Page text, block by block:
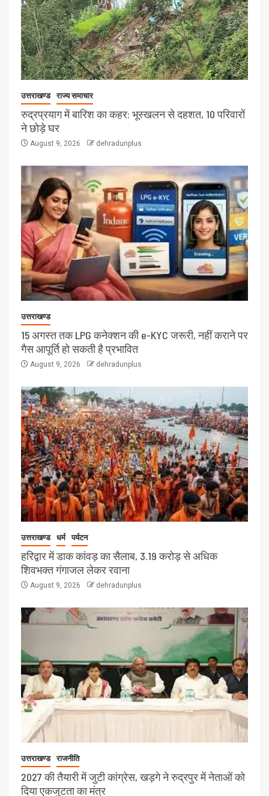
उत्तराखण्ड राज्य समाचार
रुद्रप्रयाग में बारिश का कहर: भूस्खलन से दहशत, 10 परिवारों
ने छोड़े घर
August 9, 2026 dehradunplus
उत्तराखण्ड
15 अगस्त तक LPG कनेक्शन की e-KYC जरूरी, नहीं कराने पर
गैस आपूर्ति हो सकती है प्रभावित
August 9, 2026 dehradunplus
उत्तराखण्ड धर्म पर्यटन
हरिद्वार में डाक कांवड़ का सैलाब, 3.19 करोड़ से अधिक
शिवभक्त गंगाजल लेकर रवाना
August 9, 2026 dehradunplus
उत्तराखण्ड राजनीति
2027 की तैयारी में जुटी कांग्रेस, खड़गे ने रुद्रपुर में नेताओं को
दिया एकजुटता का मंत्र